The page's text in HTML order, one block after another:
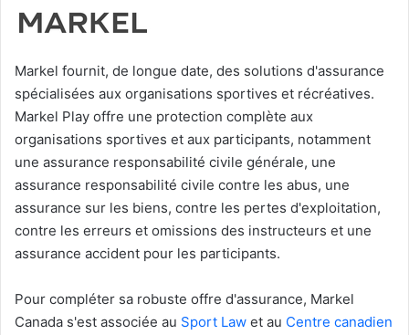
Markel fournit, de longue date, des solutions d'assurance
spécialisées aux organisations sportives et récréatives.
Markel Play offre une protection complète aux
organisations sportives et aux participants, notamment
une assurance responsabilité civile générale, une
assurance responsabilité civile contre les abus, une
assurance sur les biens, contre les pertes d'exploitation,
contre les erreurs et omissions des instructeurs et une
assurance accident pour les participants.
Pour compléter sa robuste offre d'assurance, Markel
Canada s'est associée au Sport Law et au Centre canadien